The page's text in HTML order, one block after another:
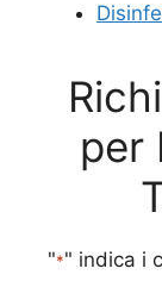
per
"*" indica i